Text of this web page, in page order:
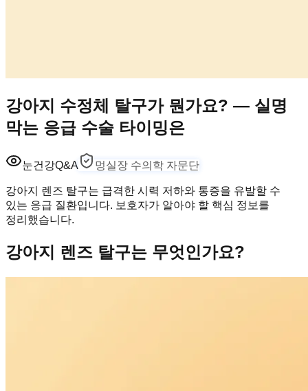
강아지 수정체 탈구가 뭔가요? — 실명
막는 응급 수술 타이밍은
눈건강Q&A 멍실장 수의학 자문단
강아지 렌즈 탈구는 급격한 시력 저하와 통증을 유발할 수
있는 응급 질환입니다. 보호자가 알아야 할 핵심 정보를
정리했습니다.
강아지 렌즈 탈구는 무엇인가요?